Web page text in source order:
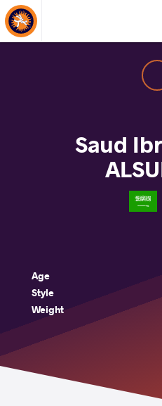
About Events
Saud
Age
Style
Weight